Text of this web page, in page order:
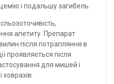
і подальшу загибель.
апетиту. Препарат
після потрапляння в
проявляється після
для мишей і